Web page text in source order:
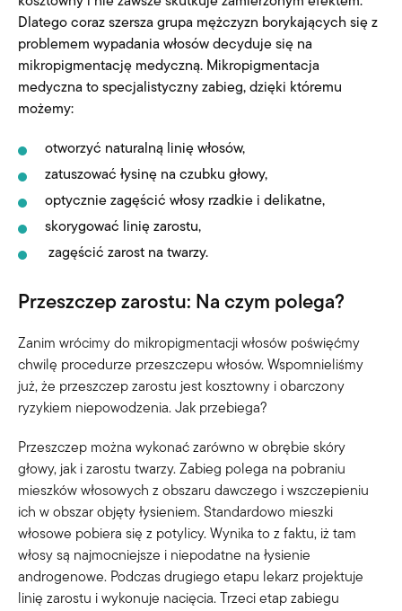
Dlatego coraz szersza grupa mężczyzn borykających się z
problemem wypadania włosów decyduje się na
mikropigmentację medyczną. Mikropigmentacja
medyczna to specjalistyczny zabieg, dzięki któremu
możemy:
otworzyć naturalną linię włosów,
zatuszować łysinę na czubku głowy,
optycznie zagęścić włosy rzadkie i delikatne,
skorygować linię zarostu,
zagęścić zarost na twarzy.
Przeszczep zarostu: Na czym polega?
Zanim wrócimy do mikropigmentacji włosów poświęćmy
chwilę procedurze przeszczepu włosów. Wspomnieliśmy
już, że przeszczep zarostu jest kosztowny i obarczony
ryzykiem niepowodzenia. Jak przebiega?
Przeszczep można wykonać zarówno w obrębie skóry
głowy, jak i zarostu twarzy. Zabieg polega na pobraniu
mieszków włosowych z obszaru dawczego i wszczepieniu
ich w obszar objęty łysieniem. Standardowo mieszki
włosowe pobiera się z potylicy. Wynika to z faktu, iż tam
włosy są najmocniejsze i niepodatne na łysienie
androgenowe. Podczas drugiego etapu lekarz projektuje
linię zarostu i wykonuje nacięcia. Trzeci etap zabiegu